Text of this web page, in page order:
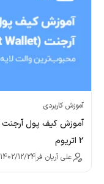
آموزش کاربردی
2 اتریوم
علی آریان فر1402/12/24